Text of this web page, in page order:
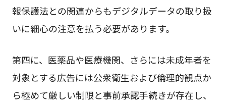
報保護法との関連からもデジタルデータの取り扱
いに細心の注意を払う必要があります。
第四に、医薬品や医療機関、さらには未成年者を
対象とする広告には公衆衛生および倫理的観点か
ら極めて厳しい制限と事前承認手続きが存在し、